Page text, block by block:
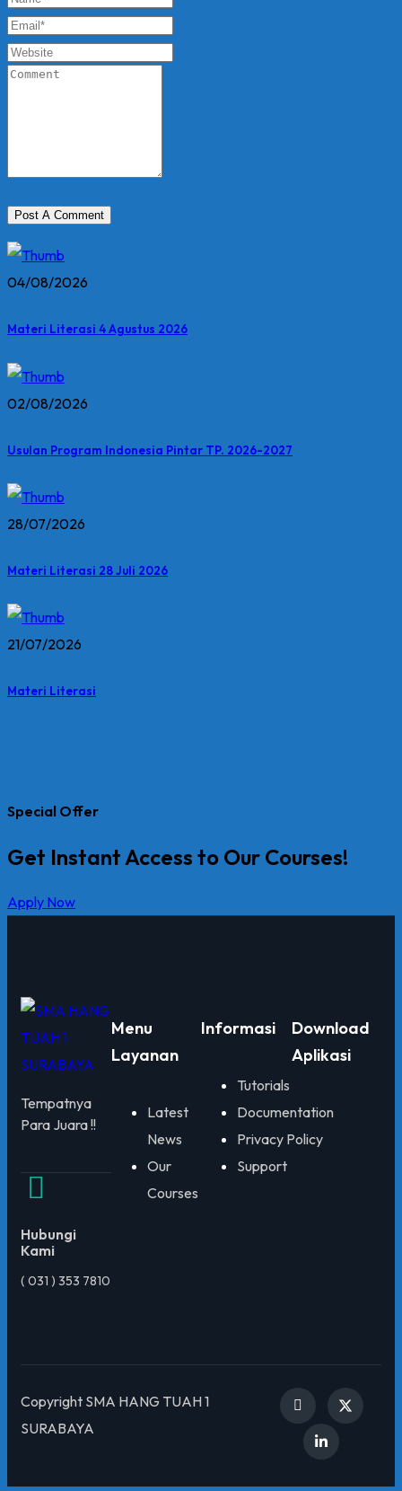
04/08/2026
Materi Literasi 4 Agustus 2026
02/08/2026
Usulan Program Indonesia Pintar TP. 2026-2027
28/07/2026
Materi Literasi 28 Juli 2026
21/07/2026
Materi Literasi
Special Offer
Get Instant Access to Our Courses!
Apply Now
Tempatnya
Para Juara !!
Hubungi
Kami
( 031 ) 353 7810
Menu
Layanan
Latest
News
Our
Courses
Informasi
Tutorials
Documentation
Privacy Policy
Support
Download
Aplikasi
Copyright SMA HANG TUAH 1
SURABAYA